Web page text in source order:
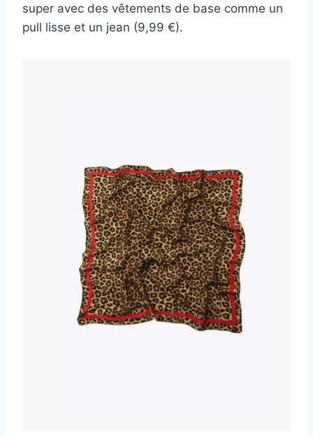
super avec des vêtements de base comme un
pull lisse et un jean (9,99 €).